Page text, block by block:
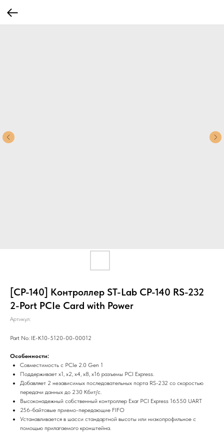
[CP-140] Контроллер ST-Lab CP-140 RS-232
2-Port PCIe Card with Power
Артикул:
Part No: IE-K10-5120-00-00012
Особенности:
Совместимость с PCIe 2.0 Gen 1
Поддерживает x1, x2, x4, x8, x16 разъемы PCI Express.
Добавляет 2 независимых последовательных порта RS-232 со скоростью
передачи данных до 230 Кбит/с.
Высоконадежный собственный контроллер Exar PCI Express 16550 UART
256-байтовые приемо-передающие FIFO
Устанавливается в шасси стандартной высоты или низкопрофильное с
помощью прилагаемого кронштейна.